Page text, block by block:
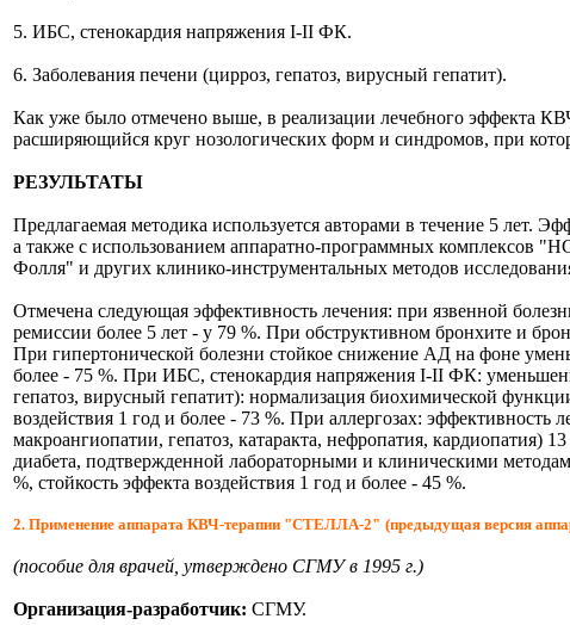
5. ИБС, стенокардия напряжения I-II ФК.
6. Заболевания печени (цирроз, гепатоз, вирусный гепатит).
Как уже было отмечено выше, в реализации лечебного эффекта
расширяющийся круг нозологических форм и синдромов, при
РЕЗУЛЬТАТЫ
Предлагаемая методика используется авторами в течение 5 лет.
а также с использованием аппаратно-программных комплексов
Фолля" и других клинико-инструментальных методов
Отмечена следующая эффективность лечения: при язвенной
ремиссии более 5 лет - у 79 %. При обструктивном бронхите и
При гипертонической болезни стойкое снижение АД на фоне
более - 75 %. При ИБС, стенокардия напряжения I-II ФК:
гепатоз, вирусный гепатит): нормализация биохимической
воздействия 1 год и более - 73 %. При аллергозах:
макроангиопатии, гепатоз, катаракта, нефропатия,
диабета, подтвержденной лабораторными и клиническими
%, стойкость эффекта воздействия 1 год и более - 45 %.
2. Применение аппарата КВЧ-терапии "СТЕЛЛА-2" (предыдущая версия
(пособие для врачей, утверждено СГМУ в 1995 г.)
Организация-разработчик: СГМУ.